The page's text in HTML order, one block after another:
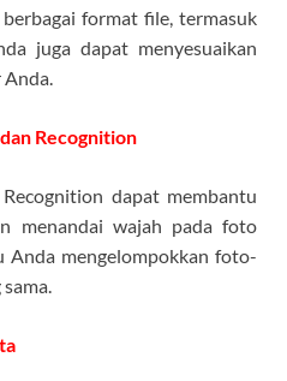
format file, termasuk
juga dapat menyesuaikan
Recognition
dapat membantu
menandai wajah pada foto
Anda mengelompokkan foto-